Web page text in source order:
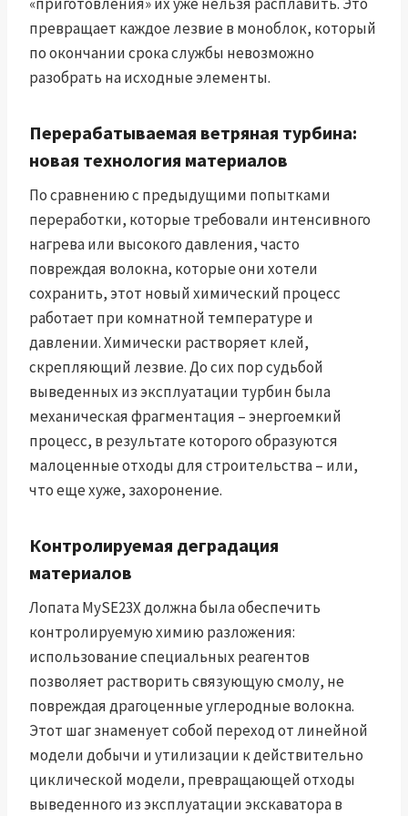
превращает каждое лезвие в моноблок, который
по окончании срока службы невозможно
разобрать на исходные элементы.
Перерабатываемая ветряная турбина:
новая технология материалов
По сравнению с предыдущими попытками
переработки, которые требовали интенсивного
нагрева или высокого давления, часто
повреждая волокна, которые они хотели
сохранить, этот новый химический процесс
работает при комнатной температуре и
давлении. Химически растворяет клей,
скрепляющий лезвие. До сих пор судьбой
выведенных из эксплуатации турбин была
механическая фрагментация – энергоемкий
процесс, в результате которого образуются
малоценные отходы для строительства – или,
что еще хуже, захоронение.
Контролируемая деградация
материалов
Лопата MySE23X должна была обеспечить
контролируемую химию разложения:
использование специальных реагентов
позволяет растворить связующую смолу, не
повреждая драгоценные углеродные волокна.
Этот шаг знаменует собой переход от линейной
модели добычи и утилизации к действительно
циклической модели, превращающей отходы
выведенного из эксплуатации экскаватора в